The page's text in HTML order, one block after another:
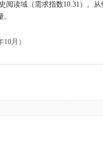
阅读域（需求指数10.31）。
月）